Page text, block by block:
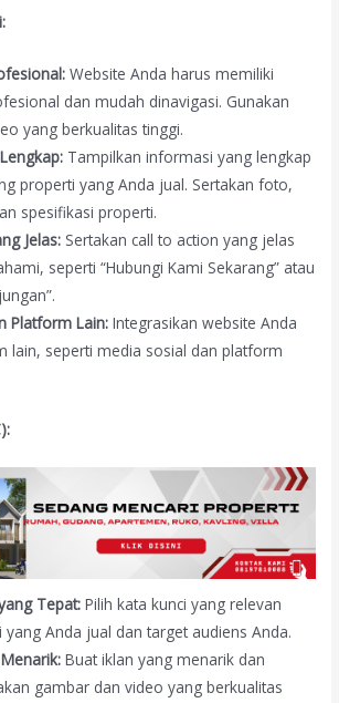
Website Anda harus memiliki
dan mudah dinavigasi. Gunakan
yang berkualitas tinggi.
Tampilkan informasi yang lengkap
properti yang Anda jual. Sertakan foto,
spesifikasi properti.
Jelas: Sertakan call to action yang jelas
seperti “Hubungi Kami Sekarang” atau
Platform Lain: Integrasikan website Anda
lain, seperti media sosial dan platform
Tepat: Pilih kata kunci yang relevan
Anda jual dan target audiens Anda.
Buat iklan yang menarik dan
gambar dan video yang berkualitas